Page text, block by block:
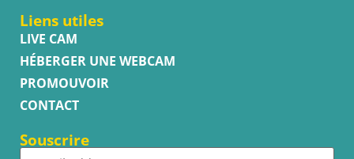
Liens utiles
LIVE CAM
HÉBERGER UNE WEBCAM
PROMOUVOIR
CONTACT
Souscrire